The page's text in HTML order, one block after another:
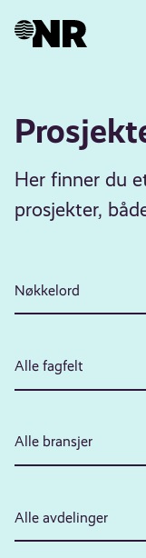
Her finner du
prosjekter,
Alle fagfelt
Alle bransjer
Alle avdelinger